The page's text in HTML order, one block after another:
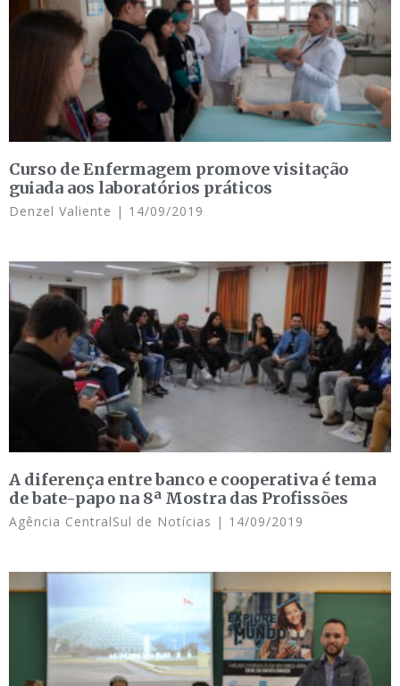
Curso de Enfermagem promove visitação
guiada aos laboratórios práticos
Denzel Valiente 14/09/2019
A diferença entre banco e cooperativa é tema
de bate-papo na 8ª Mostra das Profissões
Agência CentralSul de Notícias 14/09/2019